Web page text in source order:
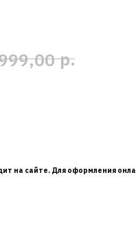
р.
на сайте. Для оформления